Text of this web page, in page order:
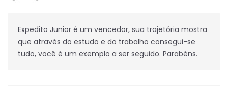
Expedito Junior é um vencedor, sua trajetória mostra
que através do estudo e do trabalho consegui-se
tudo, você é um exemplo a ser seguido. Parabéns.